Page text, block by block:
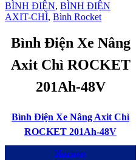
BÌNH ĐIỆN, BÌNH ĐIỆN
AXIT-CHÌ, Bình Rocket
Bình Điện Xe Nâng
Axit Chì ROCKET
201Ah-48V
Bình Điện Xe Nâng Axit Chì
ROCKET 201Ah-48V
Mua ngay